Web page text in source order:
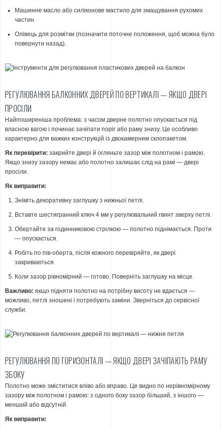
Машинне масло або силіконове мастило для змащування рухомих
частин.
Олівець для розмітки (позначити поточне положення, щоб можна було
повернути назад).
РЕГУЛЮВАННЯ БАЛКОННИХ ДВЕРЕЙ ПО ВЕРТИКАЛІ — ЯКЩО ДВЕРІ
ПРОСІЛИ
Найпоширеніша проблема: з часом дверне полотно опускається під
власною вагою і починає зачіпати поріг або раму знизу. Це особливо
характерно для важких конструкцій із двокамерним склопакетом.
Як перевірити: закрийте двері й огляньте зазор між полотном і рамою.
Якщо знизу зазору немає або полотно залишає слід на рамі — двері
просіли.
Як виправити:
Зніміть декоративну заглушку з нижньої петлі.
Вставте шестигранний ключ 4 мм у регулювальний гвинт зверху петлі.
Обертайте за годинниковою стрілкою — полотно піднімається. Проти
— опускається.
Робіть по пів-оберта, після кожного перевіряйте, як двері
закриваються.
Коли зазор рівномірний — готово. Поверніть заглушку на місце.
Важливо: якщо підняти полотно на потрібну висоту не вдається —
можливо, петлі зношені і потребують заміни. Зверніться до сервісної
служби.
РЕГУЛЮВАННЯ ПО ГОРИЗОНТАЛІ — ЯКЩО ДВЕРІ ЗАЧІПАЮТЬ РАМУ
ЗБОКУ
Полотно може зміститися вліво або вправо. Це видно по нерівномірному
зазору між полотном і рамою: з одного боку зазор більший, з іншого —
менший або відсутній.
Як виправити: